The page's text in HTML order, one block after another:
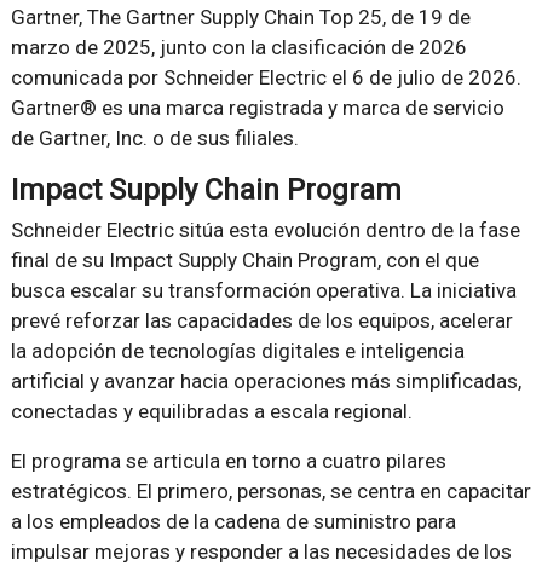
Gartner, The Gartner Supply Chain Top 25, de 19 de
marzo de 2025, junto con la clasificación de 2026
comunicada por Schneider Electric el 6 de julio de 2026.
Gartner® es una marca registrada y marca de servicio
de Gartner, Inc. o de sus filiales.
Impact Supply Chain Program
Schneider Electric sitúa esta evolución dentro de la fase
final de su Impact Supply Chain Program, con el que
busca escalar su transformación operativa. La iniciativa
prevé reforzar las capacidades de los equipos, acelerar
la adopción de tecnologías digitales e inteligencia
artificial y avanzar hacia operaciones más simplificadas,
conectadas y equilibradas a escala regional.
El programa se articula en torno a cuatro pilares
estratégicos. El primero, personas, se centra en capacitar
a los empleados de la cadena de suministro para
impulsar mejoras y responder a las necesidades de los